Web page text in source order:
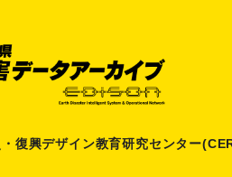
・ 復興デザイン教育研究センター